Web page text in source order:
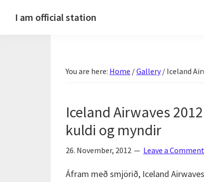
I am official station
You are here: Home /Gallery / Iceland
Iceland Airwaves
kuldi og myndir
26. November, 2012 Leave a Comment
Áfram með smjörið, Iceland